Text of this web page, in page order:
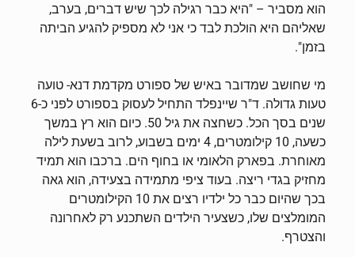
הוא מסביר – "היא כבר רגילה לכך שיש דברים, בערב,
שאליהם היא הולכת לבד כי אני לא מספיק להגיע הביתה
בזמן".
מי שחושב שמדובר באיש של ספורט מקדמת דנא- טועה
טעות גדולה. ד"ר שיינפלד התחיל לעסוק בספורט לפני כ-6
שנים בסך הכל. כשחצה את גיל 50. כיום הוא רץ במשך
כשעה, 10 קילומטרים, 4 ימים בשבוע, לרוב בשעת לילה
מאוחרת. בפארק הלאומי או בחוף הים. ברכבו הוא תמיד
מחזיק בגדי ריצה. בעוד ציפי מתמידה בצעידה, הוא גאה
בכך שהיום כבר כל ילדיו רצים את 10 הקילומטרים
המומלצים שלו, כשצעיר הילדים השתכנע רק לאחרונה
והצטרף.